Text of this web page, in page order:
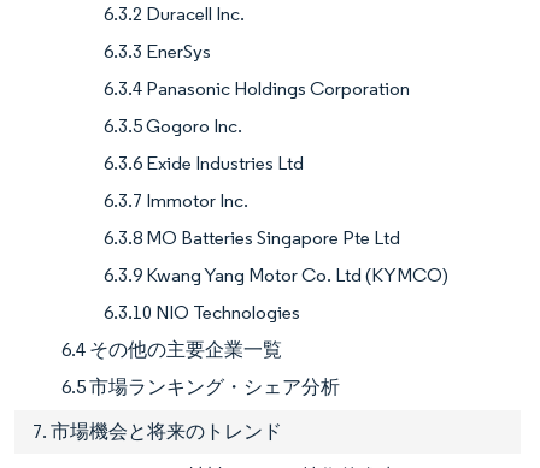
6.3.2 Duracell Inc.
6.3.3 EnerSys
6.3.4 Panasonic Holdings Corporation
6.3.5 Gogoro Inc.
6.3.6 Exide Industries Ltd
6.3.7 Immotor Inc.
6.3.8 MO Batteries Singapore Pte Ltd
6.3.9 Kwang Yang Motor Co. Ltd (KYMCO)
6.3.10 NIO Technologies
6.4 その他の主要企業一覧
6.5 市場ランキング・シェア分析
7. 市場機会と将来のトレンド